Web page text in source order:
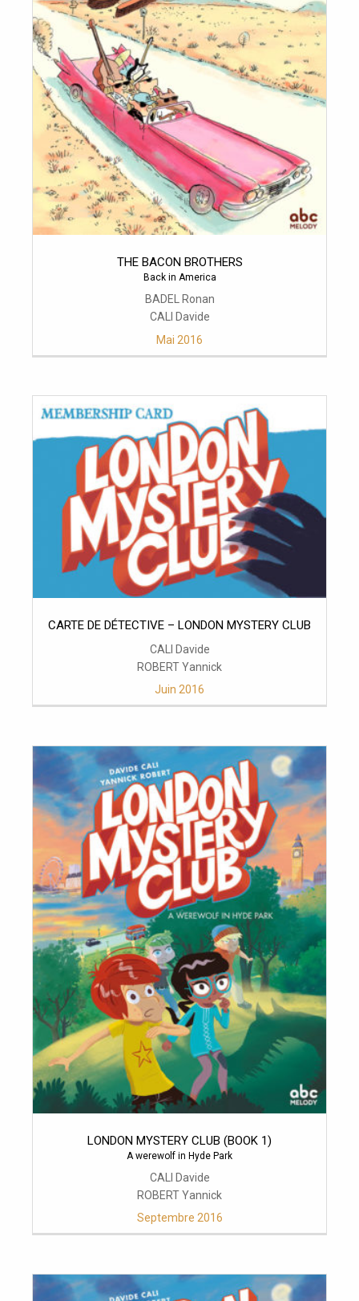
THE BACON BROTHERS
Back in America
BADEL Ronan
CALI Davide
Mai 2016
CARTE DE DÉTECTIVE – LONDON MYSTERY CLUB
CALI Davide
ROBERT Yannick
Juin 2016
LONDON MYSTERY CLUB (BOOK 1)
A werewolf in Hyde Park
CALI Davide
ROBERT Yannick
Septembre 2016